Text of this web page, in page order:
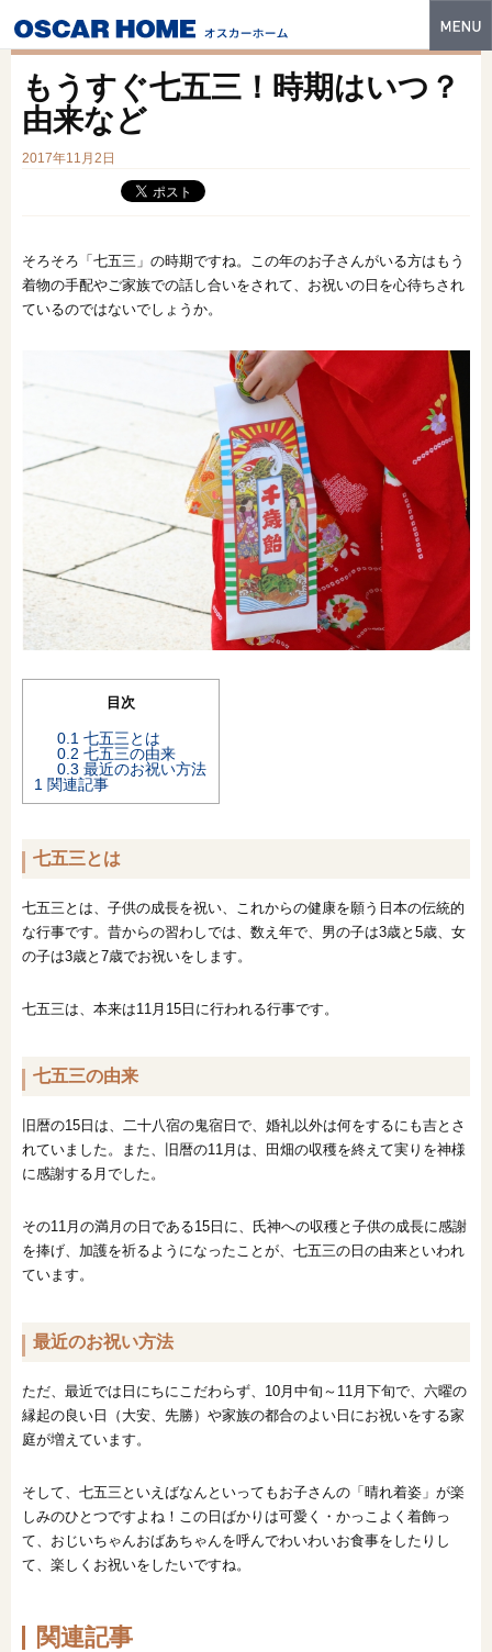
イベント・モデルハウス
建築実例
販売中の物件
スマートセレクト
土地情報
オンライン相談会
もうすぐ七五三！時期はいつ？
由来など
2017年11月2日
そろそろ「七五三」の時期ですね。この年のお子さんがいる方はもう
着物の手配やご家族での話し合いをされて、お祝いの日を心待ちされ
ているのではないでしょうか。
目次
0.1 七五三とは
0.2 七五三の由来
0.3 最近のお祝い方法
1 関連記事
七五三とは
七五三とは、子供の成長を祝い、これからの健康を願う日本の伝統的
な行事です。昔からの習わしでは、数え年で、男の子は3歳と5歳、女
の子は3歳と7歳でお祝いをします。
七五三は、本来は11月15日に行われる行事です。
七五三の由来
旧暦の15日は、二十八宿の鬼宿日で、婚礼以外は何をするにも吉とさ
れていました。また、旧暦の11月は、田畑の収穫を終えて実りを神様
に感謝する月でした。
その11月の満月の日である15日に、氏神への収穫と子供の成長に感謝
を捧げ、加護を祈るようになったことが、七五三の日の由来といわれ
ています。
最近のお祝い方法
ただ、最近では日にちにこだわらず、10月中旬～11月下旬で、六曜の
縁起の良い日（大安、先勝）や家族の都合のよい日にお祝いをする家
庭が増えています。
そして、七五三といえばなんといってもお子さんの「晴れ着姿」が楽
しみのひとつですよね！この日ばかりは可愛く・かっこよく着飾っ
て、おじいちゃんおばあちゃんを呼んでわいわいお食事をしたりし
て、楽しくお祝いをしたいですね。
関連記事